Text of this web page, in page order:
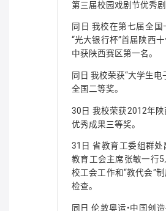
第三届校园戏剧节优秀剧
同日 我校在第七届全
“光大银行杯”首届陕西
中获陕西赛区第一名。
同日 我校荣获“大学生
全国二等奖。
30日 我校荣获2012年
优秀成果三等奖。
31日 省教育工委组群
教育工会主席张敏一行
校工会工作和“教代会”
检查。
同日 伦敦奥运•中国创